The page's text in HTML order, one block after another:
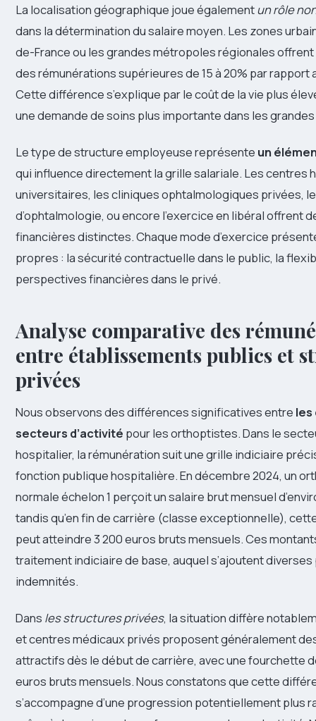
La localisation géographique joue égalementun rôle
dans la détermination du salaire moyen. Les zones
de-France ou les grandes métropoles régionales
des rémunérations supérieures de 15 à 20% par rapport
Cette différence s’explique par le coût de la vie plus
une demande de soins plus importante dans les
Le type de structure employeuse représente un
qui influence directement la grille salariale. Les centres
universitaires, les cliniques ophtalmologiques privées,
d’ophtalmologie, ou encore l’exercice en libéral offrent
financières distinctes. Chaque mode d’exercice
propres : la sécurité contractuelle dans le public, la
perspectives financières dans le privé.
Analyse comparative des
entre établissements publics et
privées
Nous observons des différences significatives entre les
secteurs d’activité pour les orthoptistes. Dans le
hospitalier, la rémunération suit une grille indiciaire
fonction publique hospitalière. En décembre 2024, un
normale échelon 1 perçoit un salaire brut mensuel
tandis qu’en fin de carrière (classe exceptionnelle),
peut atteindre 3 200 euros bruts mensuels. Ces
traitement indiciaire de base, auquel s’ajoutent
indemnités.
Dans les structures privées, la situation diffère
et centres médicaux privés proposent généralement
attractifs dès le début de carrière, avec une fourchette
euros bruts mensuels. Nous constatons que cette
s’accompagne d’une progression potentiellement plus